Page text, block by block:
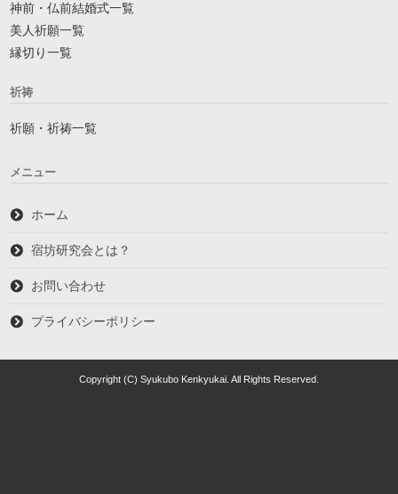
神前・仏前結婚式一覧
美人祈願一覧
縁切り一覧
祈祷
祈願・祈祷一覧
メニュー
ホーム
宿坊研究会とは？
お問い合わせ
プライバシーポリシー
Copyright (C) Syukubo Kenkyukai. All Rights Reserved.